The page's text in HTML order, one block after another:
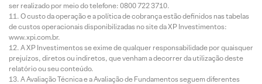
ser realizado por meio do telefone: 0800 722 3710.
O custo da operação e a política de cobrança estão definidos nas tabelas
de custos operacionais disponibilizadas no site da XP Investimentos:
www.xpi.com.br.
A XP Investimentos se exime de qualquer responsabilidade por quaisquer
prejuízos, diretos ou indiretos, que venham a decorrer da utilização deste
relatório ou seu conteúdo.
A Avaliação Técnica e a Avaliação de Fundamentos seguem diferentes